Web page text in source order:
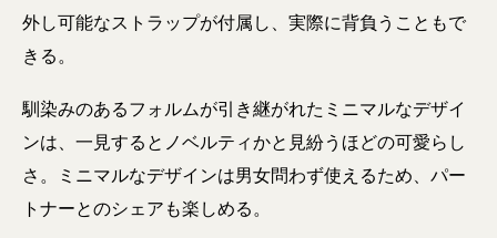
外し可能なストラップが付属し、実際に背負うこともで
きる。
馴染みのあるフォルムが引き継がれたミニマルなデザイ
ンは、一見するとノベルティかと見紛うほどの可愛らし
さ。ミニマルなデザインは男女問わず使えるため、パー
トナーとのシェアも楽しめる。